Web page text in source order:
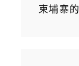
柬埔寨